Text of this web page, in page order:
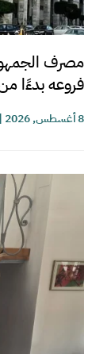
مصرف
فروعه بدءًا
8 أغسطس, 2026 |